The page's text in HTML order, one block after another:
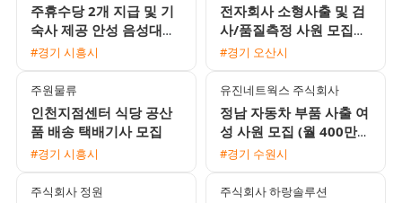
주휴수당 2개 지급 및 기
숙사 제공 안성 음성대소
생산직 채용 공고
#경기 시흥시
전자회사 소형사출 및 검
사/품질측정 사원 모집
(시급 10,450원 / 쾌적한
#경기 오산시
주원물류
인천지점센터 식당 공산
품 배송 택배기사 모집
#경기 시흥시
유진네트웍스 주식회사
정남 자동차 부품 사출 여
성 사원 모집 (월 400만원
이상 / 병점 통근버스 운
#경기 수원시
주식회사 정원 주식회사 하랑솔루션